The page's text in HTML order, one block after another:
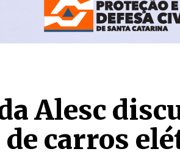
Alesc
carros